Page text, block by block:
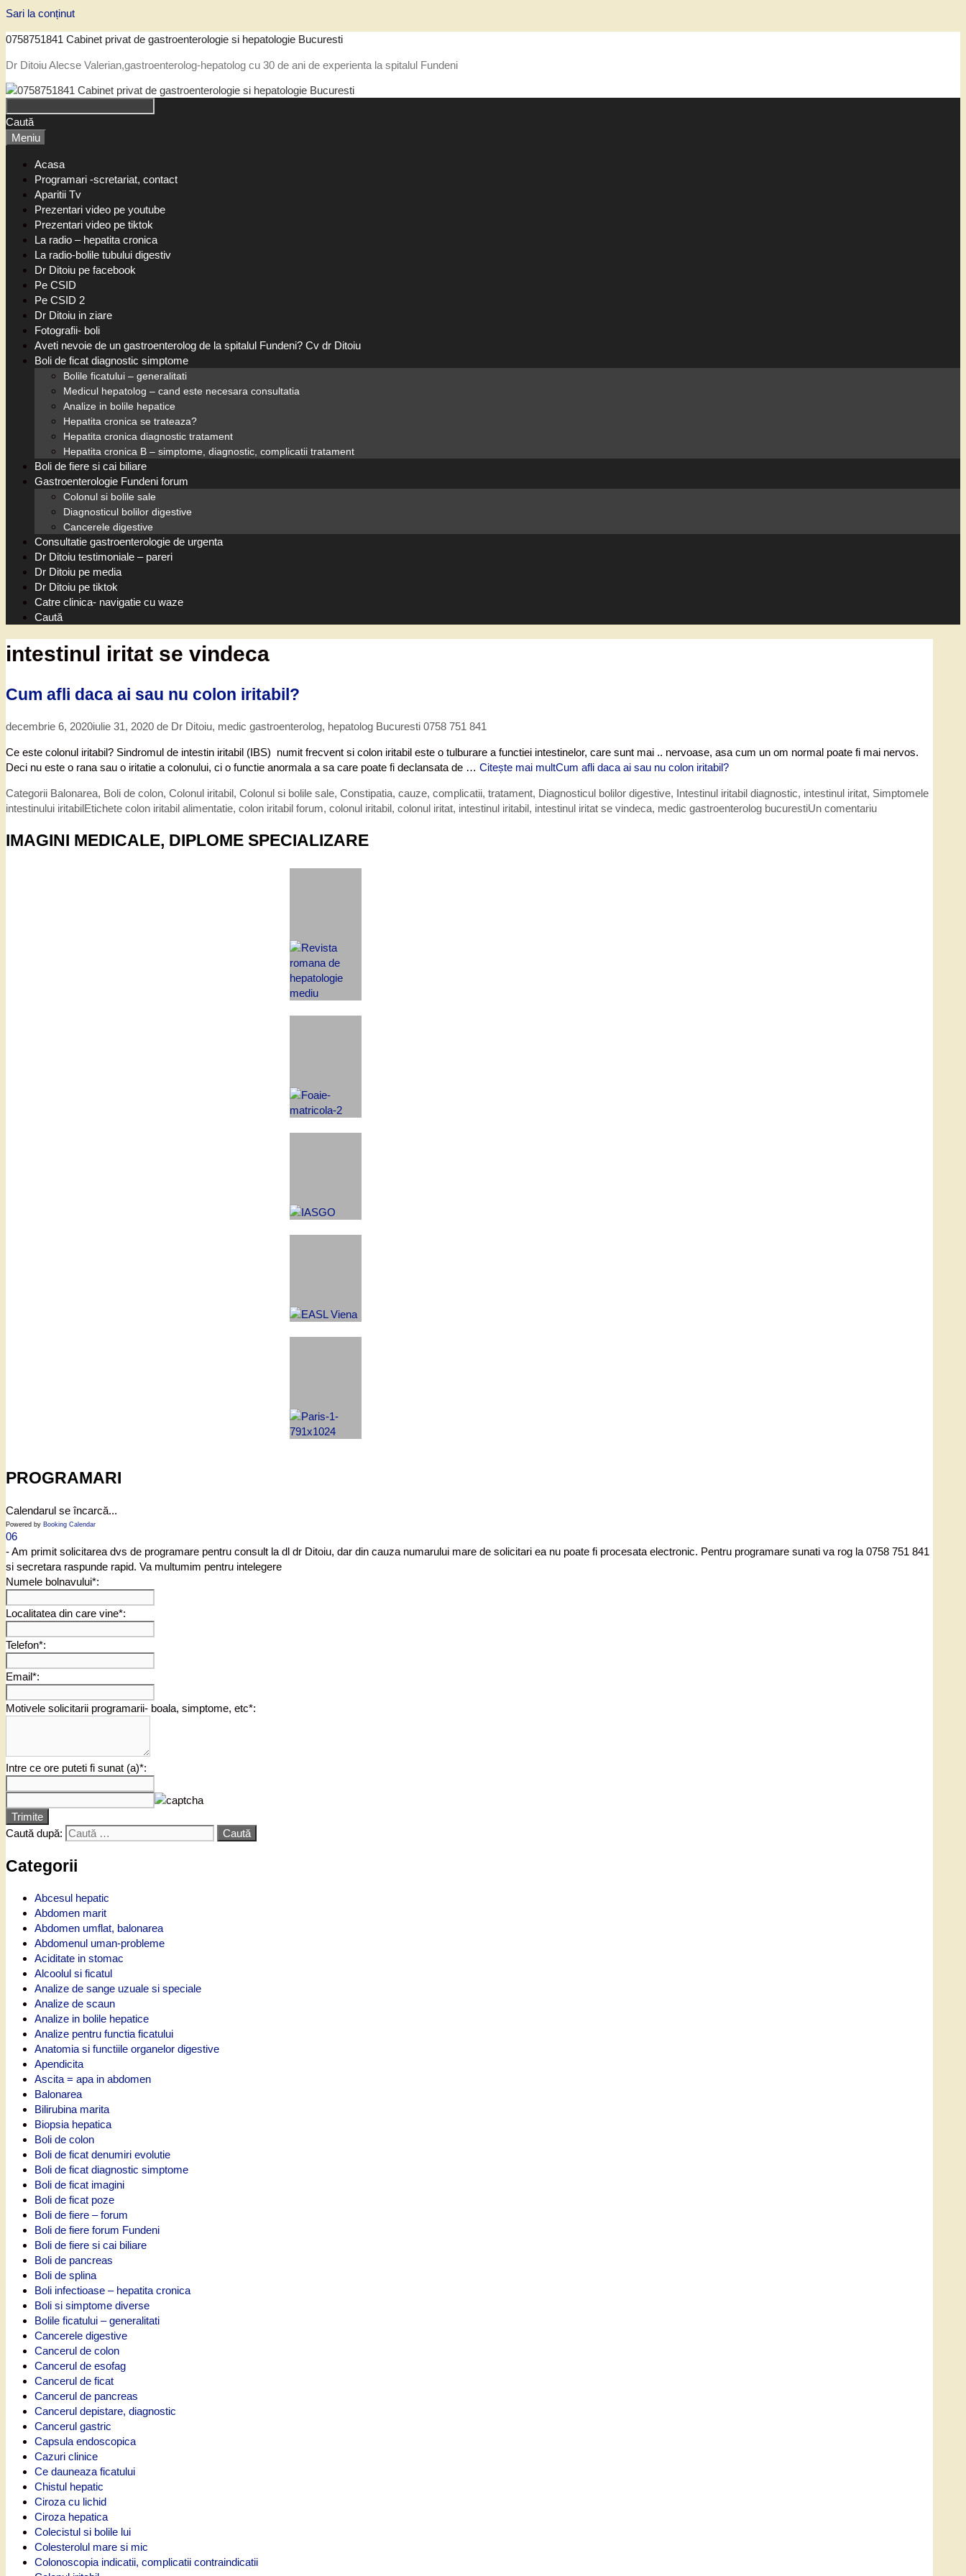
Sari la conținut
0758751841 Cabinet privat de gastroenterologie si hepatologie Bucuresti
Dr Ditoiu Alecse Valerian,gastroenterolog-hepatolog cu 30 de ani de experienta la spitalul Fundeni
Caută
Meniu
Acasa
Programari -scretariat, contact
Aparitii Tv
Prezentari video pe youtube
Prezentari video pe tiktok
La radio – hepatita cronica
La radio-bolile tubului digestiv
Dr Ditoiu pe facebook
Pe CSID
Pe CSID 2
Dr Ditoiu in ziare
Fotografii- boli
Aveti nevoie de un gastroenterolog de la spitalul Fundeni? Cv dr Ditoiu
Boli de ficat diagnostic simptome
Bolile ficatului – generalitati
Medicul hepatolog – cand este necesara consultatia
Analize in bolile hepatice
Hepatita cronica se trateaza?
Hepatita cronica diagnostic tratament
Hepatita cronica B – simptome, diagnostic, complicatii tratament
Boli de fiere si cai biliare
Gastroenterologie Fundeni forum
Colonul si bolile sale
Diagnosticul bolilor digestive
Cancerele digestive
Consultatie gastroenterologie de urgenta
Dr Ditoiu testimoniale – pareri
Dr Ditoiu pe media
Dr Ditoiu pe tiktok
Catre clinica- navigatie cu waze
Caută
intestinul iritat se vindeca
Cum afli daca ai sau nu colon iritabil?
decembrie 6, 2020iulie 31, 2020 de Dr Ditoiu, medic gastroenterolog, hepatolog Bucuresti 0758 751 841
Ce este colonul iritabil? Sindromul de intestin iritabil (IBS) numit frecvent si colon iritabil este o tulburare a functiei intestinelor, care sunt mai .. nervoase, asa cum un om normal poate fi mai nervos.
Deci nu este o rana sau o iritatie a colonului, ci o functie anormala a sa care poate fi declansata de … Citește mai multCum afli daca ai sau nu colon iritabil?
Categorii Balonarea, Boli de colon, Colonul iritabil, Colonul si bolile sale, Constipatia, cauze, complicatii, tratament, Diagnosticul bolilor digestive, Intestinul iritabil diagnostic, intestinul iritat, Simptomele
intestinului iritabilEtichete colon iritabil alimentatie, colon iritabil forum, colonul iritabil, colonul iritat, intestinul iritabil, intestinul iritat se vindeca, medic gastroenterolog bucurestiUn comentariu
IMAGINI MEDICALE, DIPLOME SPECIALIZARE
PROGRAMARI
Calendarul se încarcă...
Powered by Booking Calendar
06
- Am primit solicitarea dvs de programare pentru consult la dl dr Ditoiu, dar din cauza numarului mare de solicitari ea nu poate fi procesata electronic. Pentru programare sunati va rog la 0758 751 841
si secretara raspunde rapid. Va multumim pentru intelegere
Numele bolnavului*:
Localitatea din care vine*:
Telefon*:
Email*:
Motivele solicitarii programarii- boala, simptome, etc*:
Intre ce ore puteti fi sunat (a)*:
Trimite
Caută după:
Categorii
Abcesul hepatic
Abdomen marit
Abdomen umflat, balonarea
Abdomenul uman-probleme
Aciditate in stomac
Alcoolul si ficatul
Analize de sange uzuale si speciale
Analize de scaun
Analize in bolile hepatice
Analize pentru functia ficatului
Anatomia si functiile organelor digestive
Apendicita
Ascita = apa in abdomen
Balonarea
Bilirubina marita
Biopsia hepatica
Boli de colon
Boli de ficat denumiri evolutie
Boli de ficat diagnostic simptome
Boli de ficat imagini
Boli de ficat poze
Boli de fiere – forum
Boli de fiere forum Fundeni
Boli de fiere si cai biliare
Boli de pancreas
Boli de splina
Boli infectioase – hepatita cronica
Boli si simptome diverse
Bolile ficatului – generalitati
Cancerele digestive
Cancerul de colon
Cancerul de esofag
Cancerul de ficat
Cancerul de pancreas
Cancerul depistare, diagnostic
Cancerul gastric
Capsula endoscopica
Cazuri clinice
Ce dauneaza ficatului
Chistul hepatic
Ciroza cu lichid
Ciroza hepatica
Colecistul si bolile lui
Colesterolul mare si mic
Colonoscopia indicatii, complicatii contraindicatii